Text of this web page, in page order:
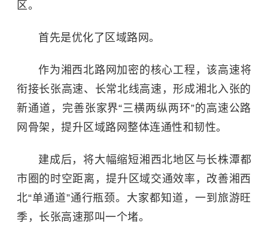
区。
首先是优化了区域路网。
作为湘西北路网加密的核心工程，该高速将
衔接长张高速、长常北线高速，形成湘北入张的
新通道，完善张家界“三横两纵两环”的高速公路
网骨架，提升区域路网整体连通性和韧性。
建成后，将大幅缩短湘西北地区与长株潭都
市圈的时空距离，提升区域交通效率，改善湘西
北“单通道”通行瓶颈。大家都知道，一到旅游旺
季，长张高速那叫一个堵。